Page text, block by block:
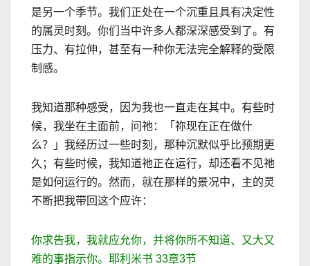
是另一个季节。我们正处在一个沉重且具有决定性
的属灵时刻。你们当中许多人都深深感受到了。有
压力、有拉伸，甚至有一种你无法完全解释的受限
制感。
我知道那种感受，因为我也一直走在其中。有些时
候，我坐在主面前，问祂：「祢现在正在做什
么？」我经历过一些时刻，那种沉默似乎比预期更
久；有些时候，我知道祂正在运行，却还看不见祂
是如何运行的。然而，就在那样的景况中，主的灵
不断把我带回这个应许：
你求告我，我就应允你，并将你所不知道、又大又
难的事指示你。耶利米书 33章3节